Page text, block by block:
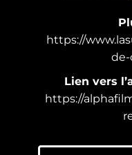
https://
Lien vers
https://